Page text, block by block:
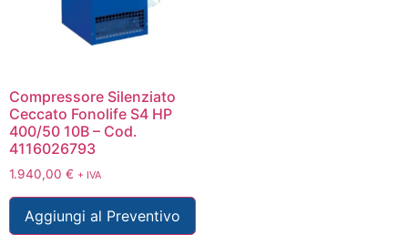
Compressore Silenziato
Ceccato Fonolife S4 HP
400/50 10B – Cod.
4116026793
1.940,00 € + IVA
Aggiungi al Preventivo